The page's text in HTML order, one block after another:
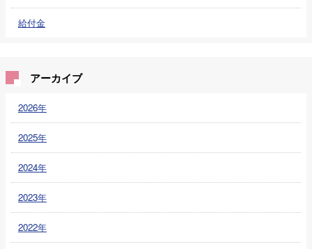
給付金
アーカイブ
2026年
2025年
2024年
2023年
2022年